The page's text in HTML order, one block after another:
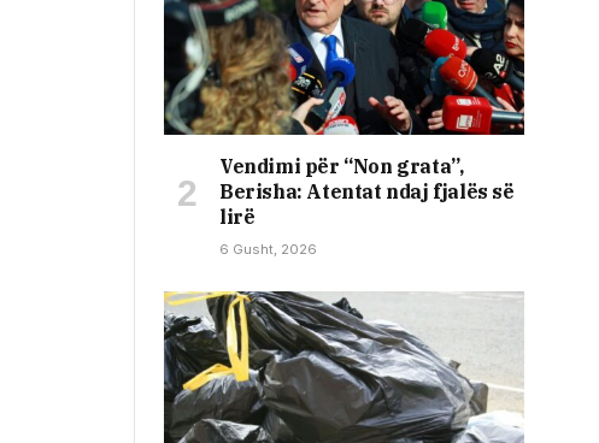
Vendimi për “Non grata”,
Berisha: Atentat ndaj fjalës së
lirë
6 Gusht, 2026